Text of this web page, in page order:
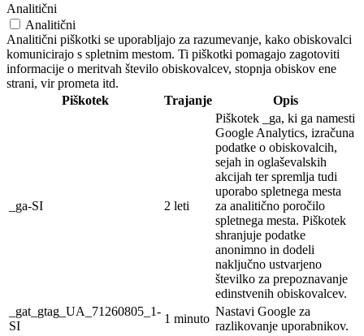
Analitični
Analitični
Analitični piškotki se uporabljajo za razumevanje, kako obiskovalci
komunicirajo s spletnim mestom. Ti piškotki pomagajo zagotoviti
informacije o meritvah število obiskovalcev, stopnja obiskov ene
strani, vir prometa itd.
Piškotek
Trajanje Opis
_ga-SI 2 leti
Piškotek _ga, ki ga namesti
Google Analytics, izračuna
podatke o obiskovalcih,
sejah in oglaševalskih
akcijah ter spremlja tudi
uporabo spletnega mesta
za analitično poročilo
spletnega mesta. Piškotek
shranjuje podatke
anonimno in dodeli
naključno ustvarjeno
številko za prepoznavanje
edinstvenih obiskovalcev.
_gat_gtag_UA_71260805_1-
SI
1 minuto
Nastavi Google za
razlikovanje uporabnikov.